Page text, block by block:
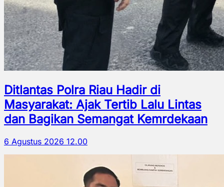
Ditlantas Polra Riau Hadir di
Masyarakat: Ajak Tertib Lalu Lintas
dan Bagikan Semangat Kemrdekaan
6 Agustus 2026 12.00